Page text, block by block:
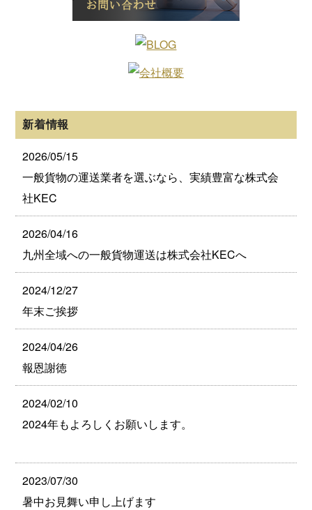
新着情報
2026/05/15
一般貨物の運送業者を選ぶなら、実績豊富な株式会
社KEC
2026/04/16
九州全域への一般貨物運送は株式会社KECへ
2024/12/27
年末ご挨拶
2024/04/26
報恩謝徳
2024/02/10
2024年もよろしくお願いします。
2023/07/30
暑中お見舞い申し上げます